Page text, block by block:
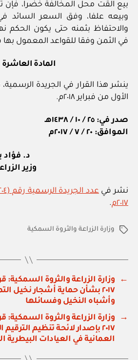
بيع القت محل المخالفة خضرا، فإن
وبيعه علفا، وفق السعر السائد
والاحتفاظ بثمنه حتى يكون الحكم
في الثمن وفقا للقواعد المعمول
المادة العاشرة
ينشر هذا القرار في الجريدة
الأول من فبراير ٢٠١٨م.
صدر في: ٢٥ / ١٠ / ١٤٣٨هـ
الموافق: ٢٠ / ٧ / ٢٠١٧م
د. فؤاد
وزير
نشر في
٢٠١٧م
.
الوسوموزارة الزراعة والثروة السمكية
←
٢٠١٧ بشأن حماية أشجار نخيل
وأشباه النخيل وفسائلها
→
٢٠١٧ بإصدار لائحة تنظيم الترقيم
العمانية في العيادات البيطرية